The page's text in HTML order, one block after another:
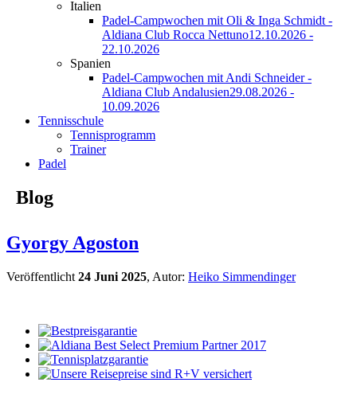
Italien
Padel-Campwochen mit Oli & Inga Schmidt -
Aldiana Club Rocca Nettuno12.10.2026 -
22.10.2026
Spanien
Padel-Campwochen mit Andi Schneider -
Aldiana Club Andalusien29.08.2026 -
10.09.2026
Tennisschule
Tennisprogramm
Trainer
Padel
Blog
Gyorgy Agoston
Veröffentlicht 24 Juni 2025, Autor: Heiko Simmendinger